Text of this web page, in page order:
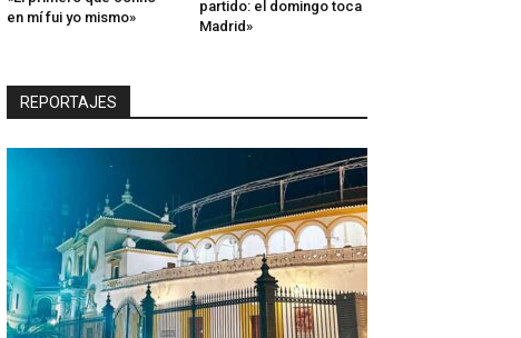
en mí fui yo mismo»
partido: el domingo toca
Madrid»
REPORTAJES